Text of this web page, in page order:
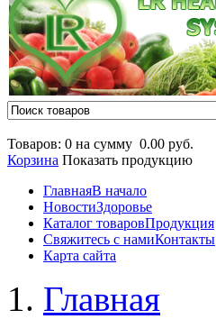
Товаров: 0 на сумму 0.00 руб.
Корзина Показать продукцию
ГлавнаяВ начало
НовостиЗдоровье
Каталог товаровПродукция
Свяжитесь с намиКонтакты
Карта сайта
Главная